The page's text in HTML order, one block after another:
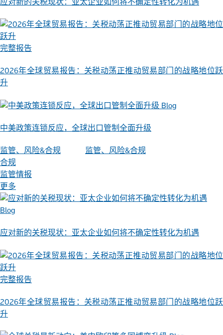
完整报告
2026年全球贸易报告：关税动荡正推动贸易部门的战略地位跃
升
Blog
中美政策连锁反应，全球出口管制全面升级
监管、风险&合规
监管、风险&合规
合规
监管情报
更多
Blog
应对新的关税现状：亚太企业如何将不确定性转化为机遇
完整报告
2026年全球贸易报告：关税动荡正推动贸易部门的战略地位跃
升